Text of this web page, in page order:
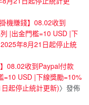
機賺錢】08.02收到
|出金門檻=10 USD |下
年8月21日起停止統
08.02收到Paypal付款
=10 USD |下線獎勵=10%
起停止統計更新)〉發佈